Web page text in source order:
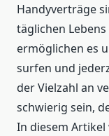
Handyverträge
täglichen
ermöglichen es
surfen und
der Vielzahl an
schwierig sein,
In diesem